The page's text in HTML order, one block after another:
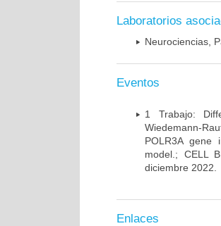
Laboratorios
Neurociencias,
Eventos
1 Trabajo:
Wiedemann-
POLR3A gene
model.; CELL
diciembre 2022.
Enlaces